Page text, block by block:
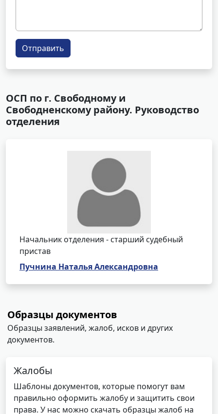
Отправить
ОСП по г. Свободному и
Свободненскому району. Руководство
отделения
Начальник отделения - старший судебный
пристав
Пучнина Наталья Александровна
Образцы документов
Образцы заявлений, жалоб, исков и других
документов.
Жалобы
Шаблоны документов, которые помогут вам
правильно оформить жалобу и защитить свои
права. У нас можно скачать образцы жалоб на